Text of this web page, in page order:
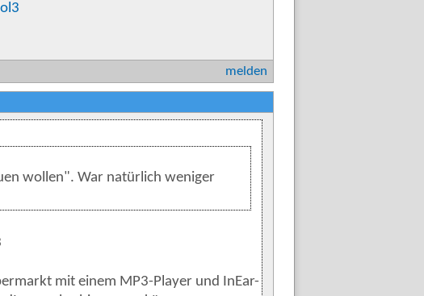
melden
wollen". War natürlich weniger
mit einem MP3-Player und InEar-